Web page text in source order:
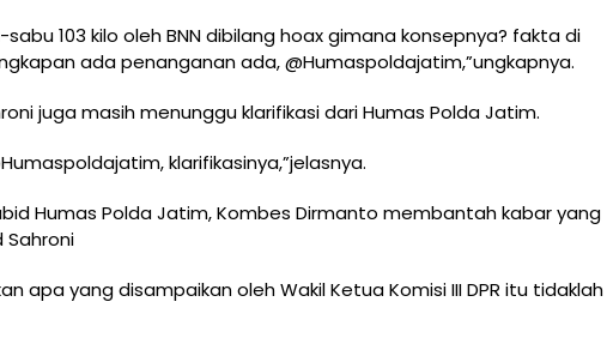
103 kilo oleh BNN dibilang hoax gimana konsepnya? fakta di
ada penanganan ada, @Humaspoldajatim,”ungkapnya.
juga masih menunggu klarifikasi dari Humas Polda Jatim.
klarifikasinya,”jelasnya.
Humas Polda Jatim, Kombes Dirmanto membantah kabar yang
Sahroni
apa yang disampaikan oleh Wakil Ketua Komisi III DPR itu tidaklah